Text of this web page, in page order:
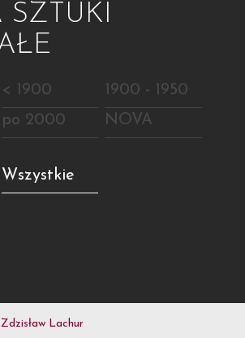
SZTUKI
< 1900
1900 - 1950
po 2000
NOVA
Wszystkie
Zdzisław Lachur